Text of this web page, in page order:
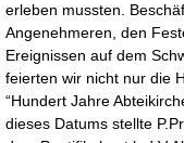
erleben mussten.
Angenehmeren, den
Ereignissen auf dem
feierten wir nicht nur die
“Hundert Jahre
dieses Datums stellte